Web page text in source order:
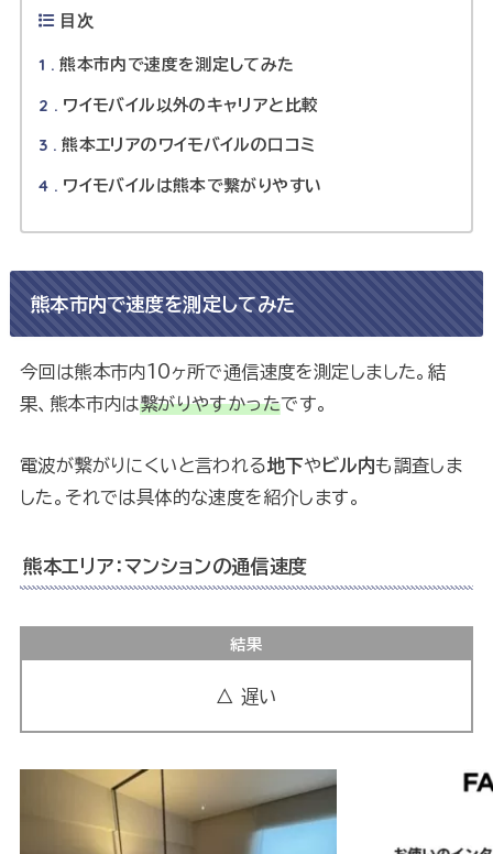
目次
1 熊本市内で速度を測定してみた
2 ワイモバイル以外のキャリアと比較
3 熊本エリアのワイモバイルの口コミ
4 ワイモバイルは熊本で繋がりやすい
熊本市内で速度を測定してみた
今回は熊本市内10ヶ所で通信速度を測定しました。結
果、熊本市内は繋がりやすかったです。
電波が繋がりにくいと言われる地下や ビル内も調査しま
した。それでは具体的な速度を紹介します。
熊本エリア：マンションの通信速度
結果
△ 遅い